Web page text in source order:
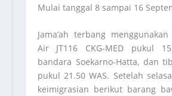
Mulai tanggal 8 sampai 16
Jama’ah terbang
Air JT116 CKG-MED pukul
bandara Soekarno-Hatta, dan
pukul 21.50 WAS. Setelah
keimigrasian berikut barang